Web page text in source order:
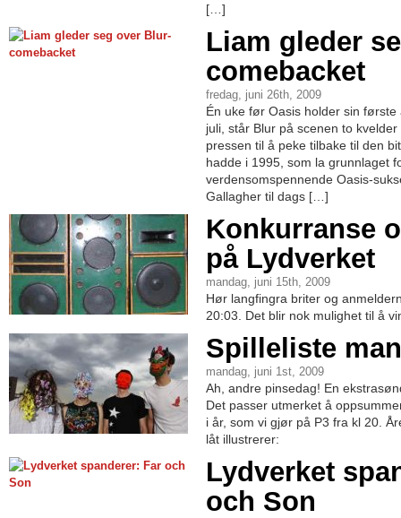
[…]
Liam gleder
comebacket
fredag, juni 26th, 2009
Én uke før Oasis holder sin
juli, står Blur på scenen to
pressen til å peke tilbake til den
hadde i 1995, som la grunnlaget
verdensomspennende Oasis-
Gallagher til dags […]
Konkurranse
på Lydverket
mandag, juni 15th, 2009
Hør langfingra briter og
20:03. Det blir nok mulighet til å
Spilleliste
mandag, juni 1st, 2009
Ah, andre pinsedag! En
Det passer utmerket å
i år, som vi gjør på P3 fra kl 20.
låt illustrerer:
Lydverket
och Son